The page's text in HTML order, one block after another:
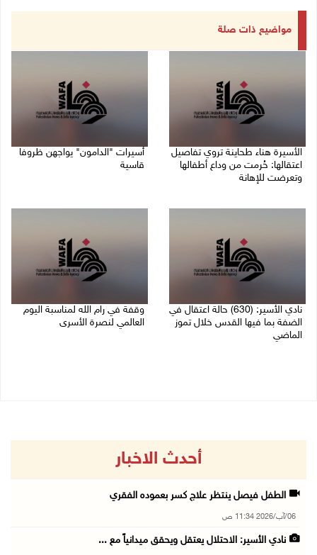
مواضيع ذات صلة
الأسيرة هناء طحاينة تروي تفاصيل
اعتقالها: حُرمت من وداع أطفالها
وتعرضت للإهانة
أسيرات "الدامون" يواجهن ظروفا
قاسية
نادي الأسير: (630) حالة اعتقال في
الضفة بما فيها القدس خلال تموز
الماضي
وقفة في رام الله لمناسبة اليوم
العالمي لنصرة الأسرى
أحدث الاخبار
الطفل فيصل ينتظر علاج كسر بعموده الفقري
06/آب/2026 11:34 ص
نادي الأسير: الاحتلال يعتقل ويحقق ميدانياً مع ...